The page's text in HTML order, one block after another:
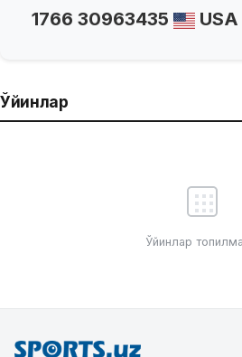
1766 30963435 USA
Ўйинлар
Ўйинлар